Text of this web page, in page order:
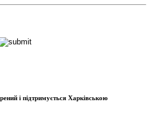
і підтримується Харківською